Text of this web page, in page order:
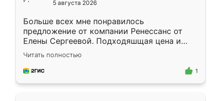
5 августа 2026
Больше всех мне понравилось
предложение от компании Ренессанс от
Елены Сергеевой. Подходяшщая цена и
короткие сроки изготовления. Приехавший
для замера сотрудник Владислав
предложил по моему эскизу самый
Читать полностью
1